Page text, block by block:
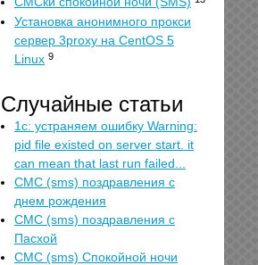
Установка анонимного прокси
сервер 3proxy на CentOS 5
Linux 9
Случайные статьи
1с: устраняем ошибку Warning:
pid file existed on server start. it
can mean that last run failed...
СМС (sms) поздравления с
днем рождения
СМС (sms) поздравления с
Пасхой
СМС (sms) Спокойной ночи